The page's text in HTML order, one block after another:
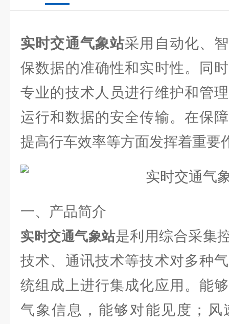
实时交通气象站采用自动化、
保数据的准确性和实时性。同
专业的技术人员进行维护和管
运行和数据的安全传输。在保
提高行车效率等方面发挥着重要
一、产品简介
实时交通气象站是利用综合采集
技术、通讯技术等技术对多种
统组成上进行集成化应用。能
气象信息，能够对能见度；风